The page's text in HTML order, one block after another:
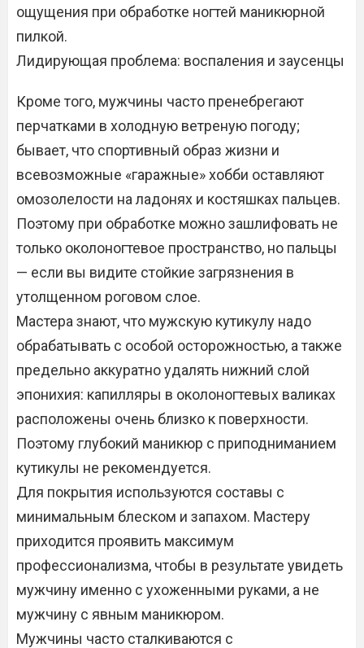
ощущения при обработке ногтей маникюрной
пилкой.
Лидирующая проблема: воспаления и заусенцы
Кроме того, мужчины часто пренебрегают
перчатками в холодную ветреную погоду;
бывает, что спортивный образ жизни и
всевозможные «гаражные» хобби оставляют
омозолелости на ладонях и костяшках пальцев.
Поэтому при обработке можно зашлифовать не
только околоногтевое пространство, но пальцы
— если вы видите стойкие загрязнения в
утолщенном роговом слое.
Мастера знают, что мужскую кутикулу надо
обрабатывать с особой осторожностью, а также
предельно аккуратно удалять нижний слой
эпонихия: капилляры в околоногтевых валиках
расположены очень близко к поверхности.
Поэтому глубокий маникюр с приподниманием
кутикулы не рекомендуется.
Для покрытия используются составы с
минимальным блеском и запахом. Мастеру
приходится проявить максимум
профессионализма, чтобы в результате увидеть
мужчину именно с ухоженными руками, а не
мужчину с явным маникюром.
Мужчины часто сталкиваются с